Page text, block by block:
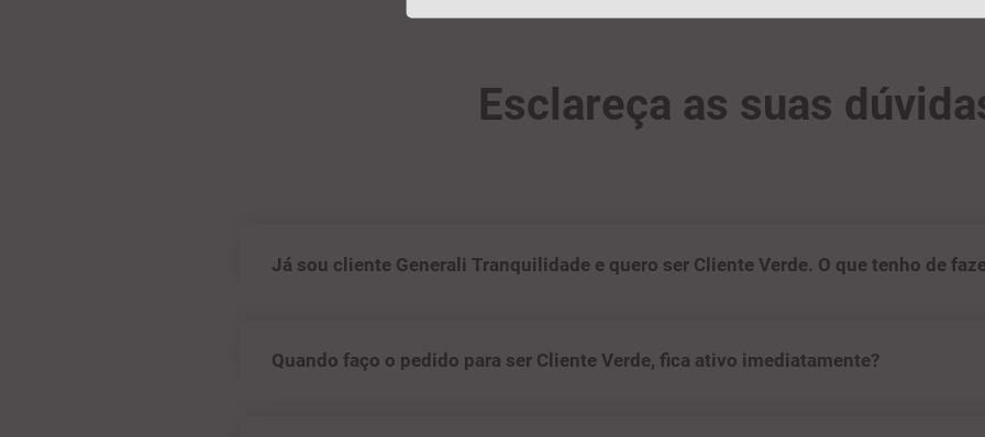
Esclareça as suas
Já sou cliente Generali Tranquilidade e quero ser Cliente Verde. O que tenho de
Quando faço o pedido para ser Cliente Verde, fica ativo imediatamente?